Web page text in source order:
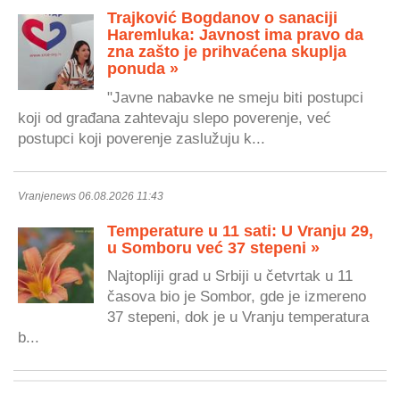
Trajković Bogdanov o sanaciji
Haremluka: Javnost ima pravo da
zna zašto je prihvaćena skuplja
ponuda »
"Javne nabavke ne smeju biti postupci
koji od građana zahtevaju slepo poverenje, već
postupci koji poverenje zaslužuju k...
Vranjenews 06.08.2026 11:43
Temperature u 11 sati: U Vranju 29,
u Somboru već 37 stepeni »
Najtopliji grad u Srbiji u četvrtak u 11
časova bio je Sombor, gde je izmereno
37 stepeni, dok je u Vranju temperatura
b...